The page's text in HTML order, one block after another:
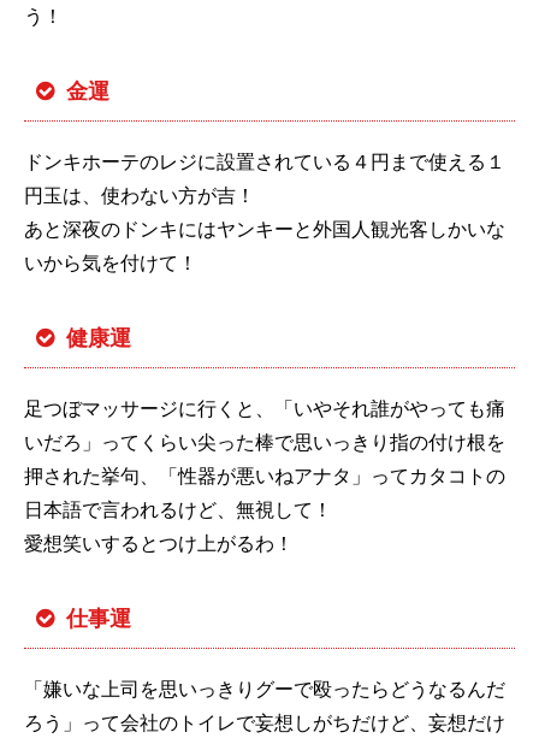
う！
金運
ドンキホーテのレジに設置されている４円まで使える１
円玉は、使わない方が吉！
あと深夜のドンキにはヤンキーと外国人観光客しかいな
いから気を付けて！
健康運
足つぼマッサージに行くと、「いやそれ誰がやっても痛
いだろ」ってくらい尖った棒で思いっきり指の付け根を
押された挙句、「性器が悪いねアナタ」ってカタコトの
日本語で言われるけど、無視して！
愛想笑いするとつけ上がるわ！
仕事運
「嫌いな上司を思いっきりグーで殴ったらどうなるんだ
ろう」って会社のトイレで妄想しがちだけど、妄想だけ